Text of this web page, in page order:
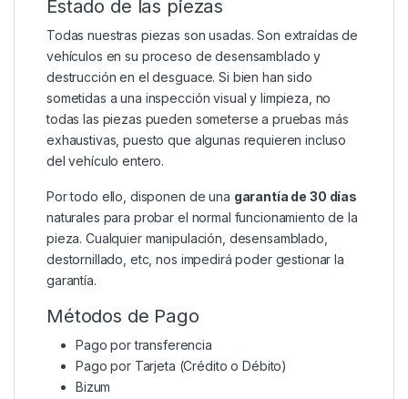
Estado de las piezas
Todas nuestras piezas son usadas. Son extraídas de
vehículos en su proceso de desensamblado y
destrucción en el desguace. Si bien han sido
sometidas a una inspección visual y limpieza, no
todas las piezas pueden someterse a pruebas más
exhaustivas, puesto que algunas requieren incluso
del vehículo entero.
Por todo ello, disponen de una garantía de 30 días
naturales para probar el normal funcionamiento de la
pieza. Cualquier manipulación, desensamblado,
destornillado, etc, nos impedirá poder gestionar la
garantía.
Métodos de Pago
Pago por transferencia
Pago por Tarjeta (Crédito o Débito)
Bizum